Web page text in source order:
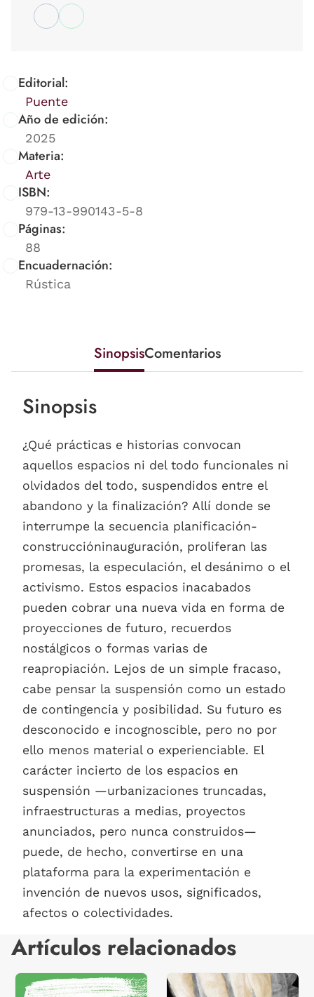
Editorial:
Puente
Año de edición:
2025
Materia:
Arte
ISBN:
979-13-990143-5-8
Páginas:
88
Encuadernación:
Rústica
SinopsisComentarios
Sinopsis
¿Qué prácticas e historias convocan
aquellos espacios ni del todo funcionales ni
olvidados del todo, suspendidos entre el
abandono y la finalización? Allí donde se
interrumpe la secuencia planificación-
construccióninauguración, proliferan las
promesas, la especulación, el desánimo o el
activismo. Estos espacios inacabados
pueden cobrar una nueva vida en forma de
proyecciones de futuro, recuerdos
nostálgicos o formas varias de
reapropiación. Lejos de un simple fracaso,
cabe pensar la suspensión como un estado
de contingencia y posibilidad. Su futuro es
desconocido e incognoscible, pero no por
ello menos material o experienciable. El
carácter incierto de los espacios en
suspensión —urbanizaciones truncadas,
infraestructuras a medias, proyectos
anunciados, pero nunca construidos—
puede, de hecho, convertirse en una
plataforma para la experimentación e
invención de nuevos usos, significados,
afectos o colectividades.
Artículos relacionados